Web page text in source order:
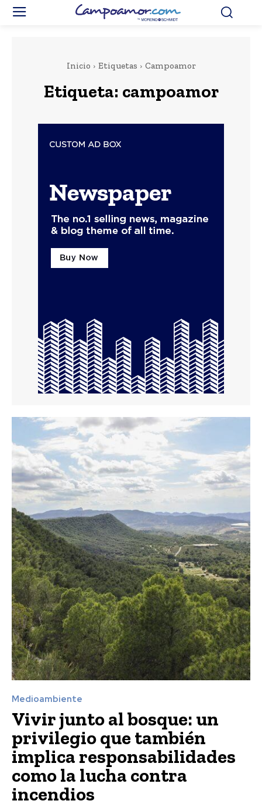
Inicio Etiquetas Campoamor
Etiqueta: campoamor
Medioambiente
Vivir junto al bosque: un
privilegio que también
implica responsabilidades
como la lucha contra
incendios